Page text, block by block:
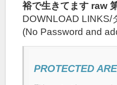
裕で生きてます raw
DOWNLOAD LINKS/
(No Password and
PROTECTED